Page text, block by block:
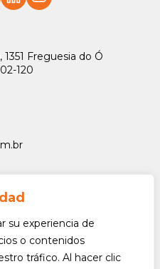
su experiencia de
o contenidos
tráfico. Al hacer clic
Freguesia do Ó
120